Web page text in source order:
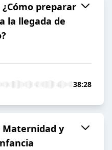
¿Cómo preparar
la llegada de
38:28
Maternidad y